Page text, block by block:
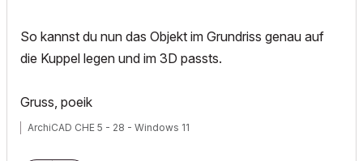
So kannst du nun das Objekt im Grundriss genau auf
die Kuppel legen und im 3D passts.
Gruss, poeik
ArchiCAD CHE 5 - 28 - Windows 11